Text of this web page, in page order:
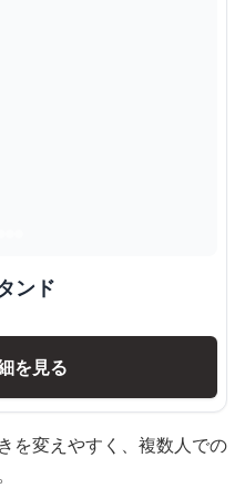
ンド
を見る
を変えやすく、複数人での